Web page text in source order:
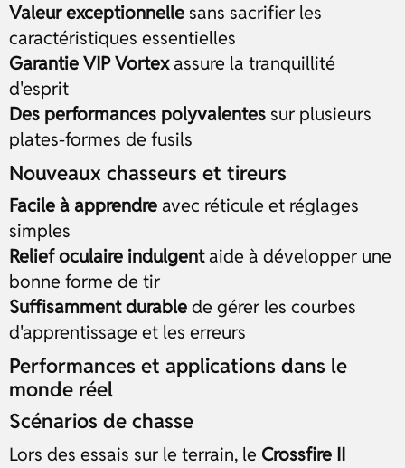
Valeur exceptionnelle sans sacrifier les
caractéristiques essentielles
Garantie VIP Vortexassure la tranquillité
d'esprit
Des performances polyvalentes sur plusieurs
plates-formes de fusils
Nouveaux chasseurs et tireurs
Facile à apprendre avec réticule et réglages
simples
Relief oculaire indulgentaide à développer une
bonne forme de tir
Suffisamment durablede gérer les courbes
d'apprentissage et les erreurs
Performances et applications dans le
monde réel
Scénarios de chasse
Lors des essais sur le terrain, le Crossfire II